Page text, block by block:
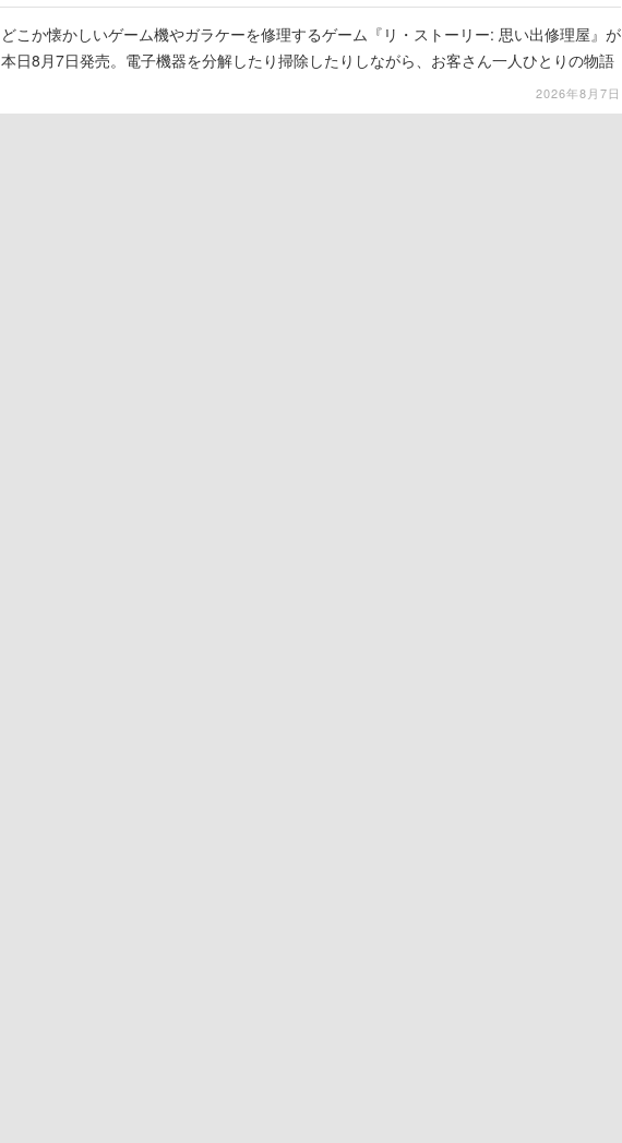
どこか懐かしいゲーム機やガラケーを修理するゲーム『リ・ストーリー: 思い出修理屋』が
本日8月7日発売。電子機器を分解したり掃除したりしながら、お客さん一人ひとりの物語
2026年8月7日